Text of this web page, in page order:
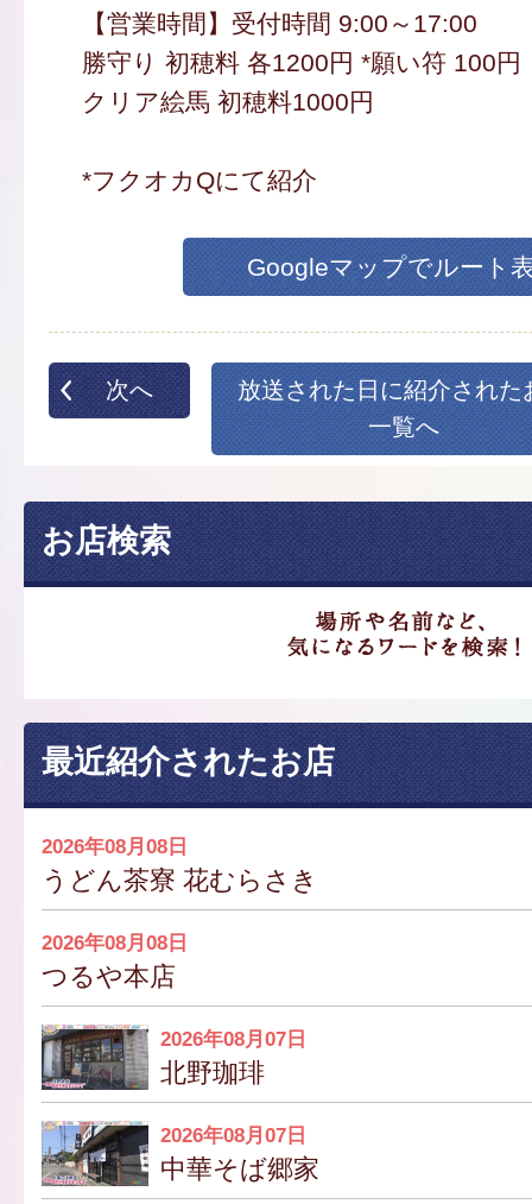
【営業時間】受付時間 9:00～17:00
勝守り 初穂料 各1200円 *願い符 100円
クリア絵馬 初穂料1000円
*フクオカQにて紹介
Googleマップでルート
次へ
放送された日に紹介された
一覧へ
お店検索
最近紹介されたお店
2026年08月08日
うどん茶寮 花むらさき
2026年08月08日
つるや本店
2026年08月07日
北野珈琲
2026年08月07日
中華そば郷家